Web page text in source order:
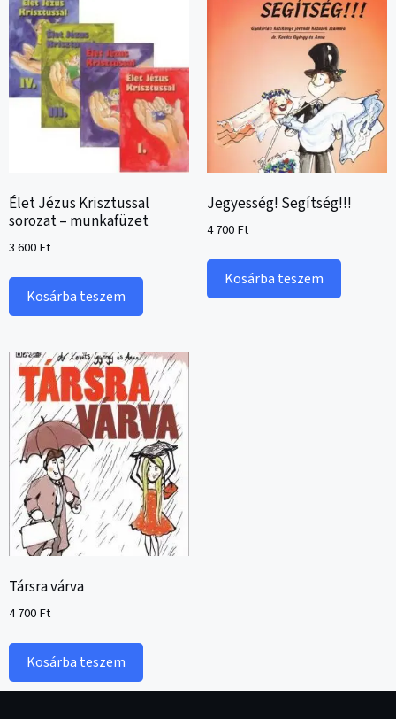
Élet Jézus Krisztussal
sorozat – munkafüzet
3 600Ft
Kosárba teszem
Jegyesség! Segítség!!!
4 700Ft
Kosárba teszem
Társra várva
4 700Ft
Kosárba teszem